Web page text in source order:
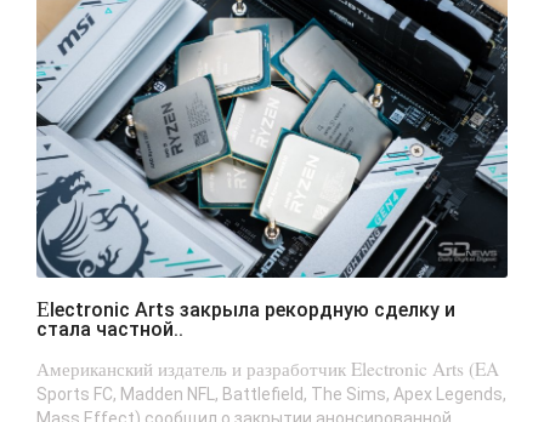
Electronic Arts закрыла рекордную сделку и
стала частной..
Американский издатель и разработчик Electronic Arts (EA
Sports FC, Madden NFL, Battlefield, The Sims, Apex Legends,
Mass Effect) сообщил о закрытии анонсированной...